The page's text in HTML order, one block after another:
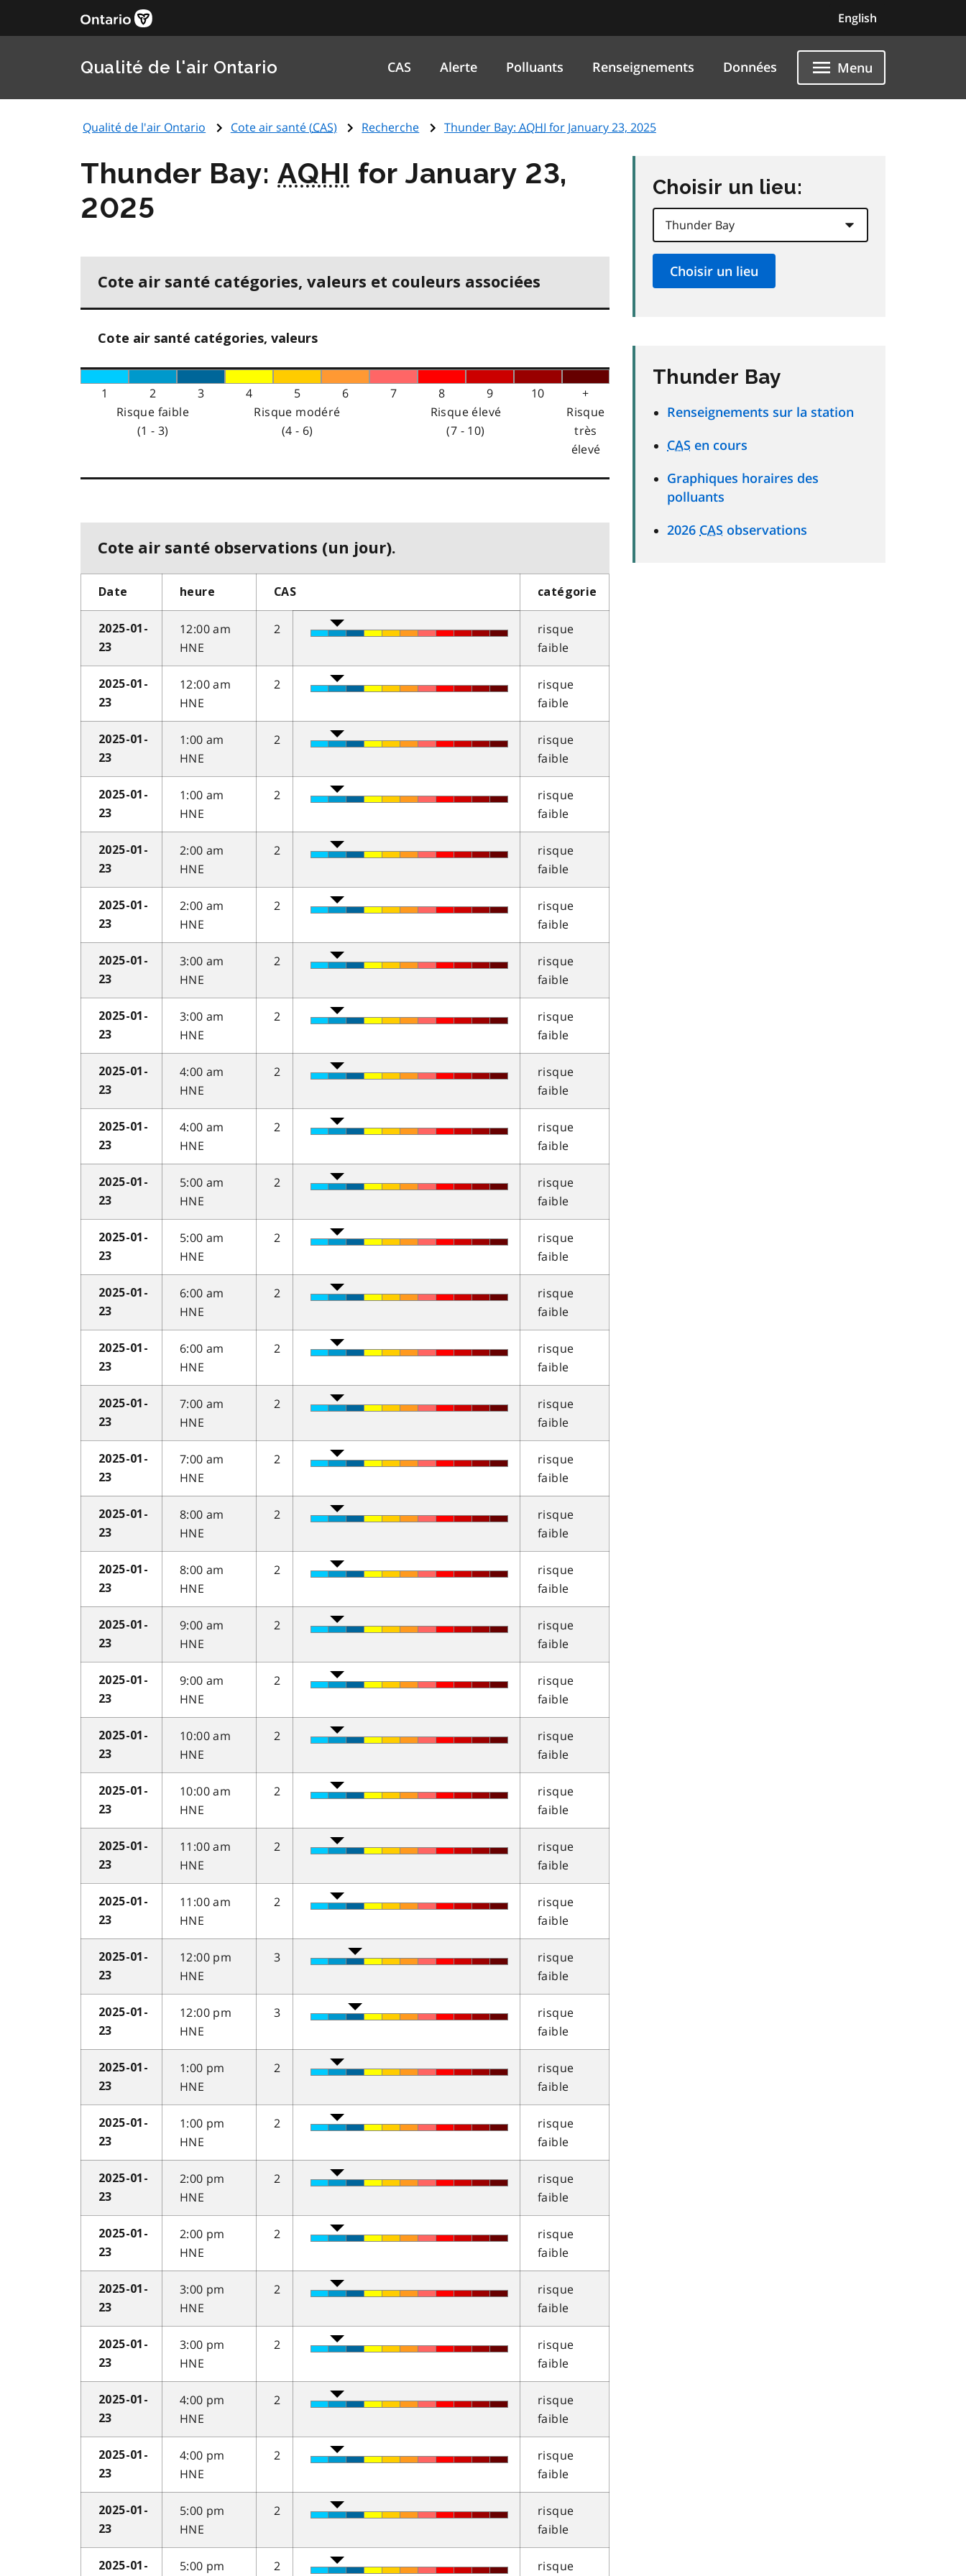
English
Qualité de l'air Ontario CAS Alerte Polluants Renseignements Données Menu
Qualité de l'air Ontario Cote air santé (CAS) Recherche Thunder Bay: AQHI for January 23, 2025
Thunder Bay:AQHI for January 23,
2025
Cote air santé catégories, valeurs et couleurs associées
Cote air santé catégories, valeurs
1 2 3 4 5 6 7 8 9 10
+
Risque faible
(1 - 3)
Risque modéré
(4 - 6)
Risque élevé
(7 - 10)
Risque
très
élevé
Cote air santé observations (un jour).
Date heure CAS catégorie
2025-01-
23
12:00 am
HNE
2
risque
faible
2025-01-
23
12:00 am
HNE
2
risque
faible
2025-01-
23
1:00 am
HNE
2
risque
faible
2025-01-
23
1:00 am
HNE
2
risque
faible
2025-01-
23
2:00 am
HNE
2
risque
faible
2025-01-
23
2:00 am
HNE
2
risque
faible
2025-01-
23
3:00 am
HNE
2
risque
faible
2025-01-
23
3:00 am
HNE
2
risque
faible
2025-01-
23
4:00 am
HNE
2
risque
faible
2025-01-
23
4:00 am
HNE
2
risque
faible
2025-01-
23
5:00 am
HNE
2
risque
faible
2025-01-
23
5:00 am
HNE
2
risque
faible
2025-01-
23
6:00 am
HNE
2
risque
faible
2025-01-
23
6:00 am
HNE
2
risque
faible
2025-01-
23
7:00 am
HNE
2
risque
faible
2025-01-
23
7:00 am
HNE
2
risque
faible
2025-01-
23
8:00 am
HNE
2
risque
faible
2025-01-
23
8:00 am
HNE
2
risque
faible
2025-01-
23
9:00 am
HNE
2
risque
faible
2025-01-
23
9:00 am
HNE
2
risque
faible
2025-01-
23
10:00 am
HNE
2
risque
faible
2025-01-
23
10:00 am
HNE
2
risque
faible
2025-01-
23
11:00 am
HNE
2
risque
faible
2025-01-
23
11:00 am
HNE
2
risque
faible
2025-01-
23
12:00 pm
HNE
3
risque
faible
2025-01-
23
12:00 pm
HNE
3
risque
faible
2025-01-
23
1:00 pm
HNE
2
risque
faible
2025-01-
23
1:00 pm
HNE
2
risque
faible
2025-01-
23
2:00 pm
HNE
2
risque
faible
2025-01-
23
2:00 pm
HNE
2
risque
faible
2025-01-
23
3:00 pm
HNE
2
risque
faible
2025-01-
23
3:00 pm
HNE
2
risque
faible
2025-01-
23
4:00 pm
HNE
2
risque
faible
2025-01-
23
4:00 pm
HNE
2
risque
faible
2025-01-
23
5:00 pm
HNE
2
risque
faible
2025-01- 5:00 pm 2 risque
Choisir un lieu:
Thunder Bay
Renseignements sur la station
CAS en cours
Graphiques horaires des
polluants
2026 CAS observations